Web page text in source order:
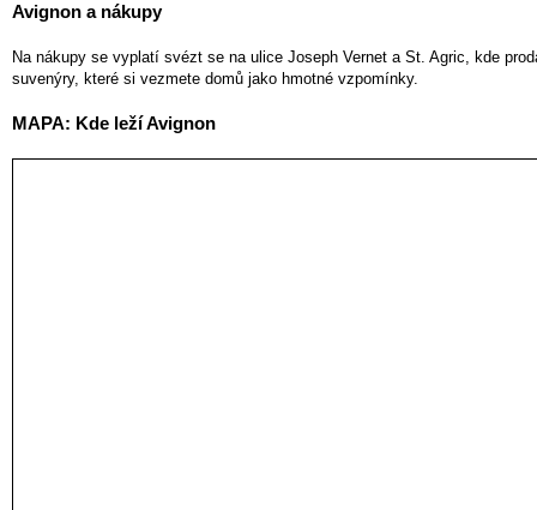
Avignon a nákupy
Na nákupy se vyplatí svézt se na ulice Joseph Vernet a St. Agric, kde
suvenýry, které si vezmete domů jako hmotné vzpomínky.
MAPA: Kde leží Avignon